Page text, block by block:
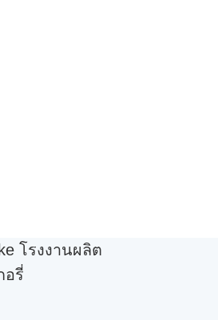
โรงงานผลิต
อรี่